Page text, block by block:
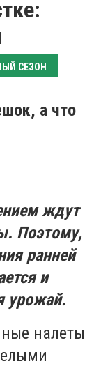
СЕЗОН
а что
ждут
Поэтому,
ранней
и
урожай.
налеты